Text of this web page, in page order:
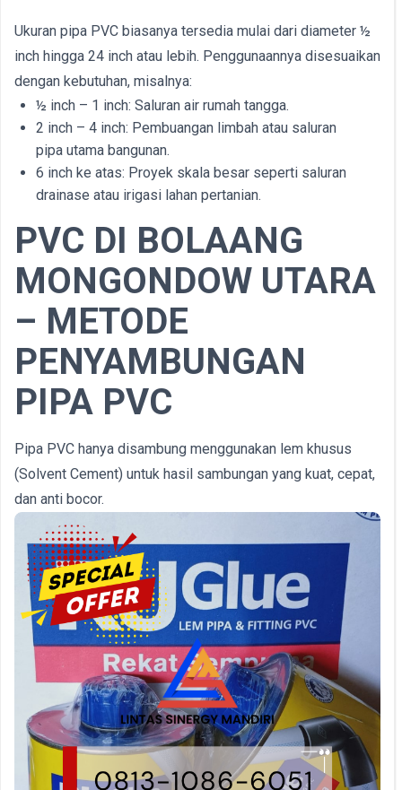
Ukuran pipa PVC biasanya tersedia mulai dari diameter ½
inch hingga 24 inch atau lebih. Penggunaannya disesuaikan
dengan kebutuhan, misalnya:
½ inch – 1 inch: Saluran air rumah tangga.
2 inch – 4 inch: Pembuangan limbah atau saluran
pipa utama bangunan.
6 inch ke atas: Proyek skala besar seperti saluran
drainase atau irigasi lahan pertanian.
PVC DI BOLAANG
MONGONDOW UTARA
– METODE
PENYAMBUNGAN
PIPA PVC
Pipa PVC hanya disambung menggunakan lem khusus
(Solvent Cement) untuk hasil sambungan yang kuat, cepat,
dan anti bocor.